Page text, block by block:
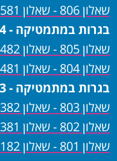
שאלון 806 - שאלון 581
בגרות במתמטיקה - 4 יחידות
שאלון 805 - שאלון 482
שאלון 804 - שאלון 481
בגרות במתמטיקה - 3 יחידות
שאלון 803 - שאלון 382
שאלון 802 - שאלון 381
שאלון 801 - שאלון 182